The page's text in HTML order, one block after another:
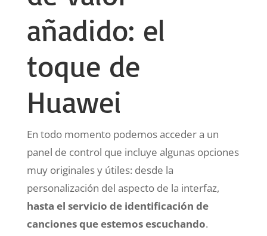
añadido: el
toque de
Huawei
En todo momento podemos acceder a un
panel de control que incluye algunas opciones
muy originales y útiles: desde la
personalización del aspecto de la interfaz,
hasta el servicio de identificación de
canciones que estemos escuchando.